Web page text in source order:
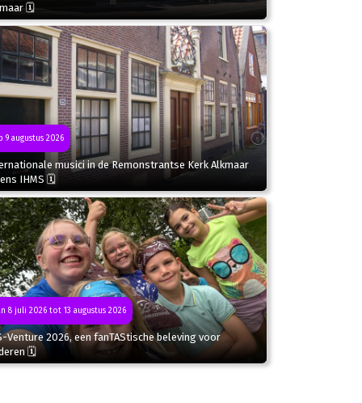
🗓
9 augustus 2026
musici in de Remonstrantse Kerk Alkmaar
IHMS 🗓
8 juli 2026 tot 13 augustus 2026
Venture 2026, een fanTAStische beleving voor
🗓